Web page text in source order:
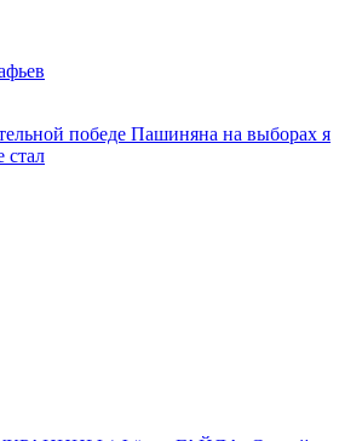
победе Пашиняна на выборах я
стал